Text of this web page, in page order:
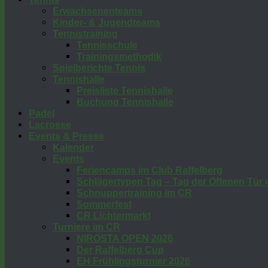
Erwachsenenteams
Kinder- & Jugendteams
Tennistraining
Tennisschule
Trainingsmethodik
Spielberichte Tennis
Tennishalle
Preisliste Tennishalle
Buchung Tennishalle
Padel
Lacrosse
Events & Presse
Kalender
Events
Feriencamps im Club Raffelberg
Schlägertypen Tag – Tag der Offenen Tür
Schnuppertraining im CR
Sommerfest
CR Lichtermarkt
Turniere im CR
NIROSTA OPEN 2026
Der Raffelberg Cup
EH Frühlingsturnier 2026